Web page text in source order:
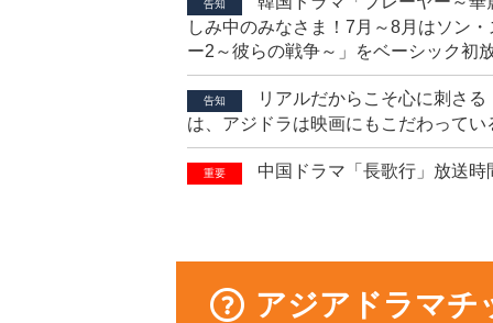
告知
しみ中のみなさま！7月～8月はソン
ー2～彼らの戦争～」をベーシック初
告知
リアルだからこそ心に刺さ
は、アジドラは映画にもこだわってい
重要 中国ドラマ「長歌行」放送
アジアドラマチ